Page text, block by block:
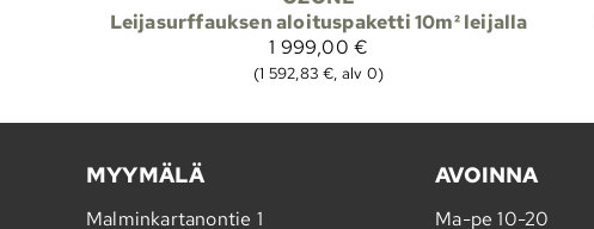
Leijasurffauksen aloituspaketti 10m² leijalla
1 999,00 €
(1 592,83 €, alv 0)
MYYMÄLÄ
Malminkartanontie 1
AVOINNA
Ma-pe 10-20